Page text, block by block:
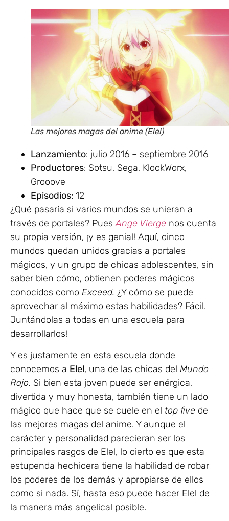
Las mejores magas del anime (Elel)
Lanzamiento: julio 2016 – septiembre 2016
Productores: Sotsu, Sega, KlockWorx,
Grooove
Episodios: 12
¿Qué pasaría si varios mundos se unieran a
través de portales? PuesAnge Vierge nos cuenta
su propia versión, ¡y es genial! Aquí, cinco
mundos quedan unidos gracias a portales
mágicos, y un grupo de chicas adolescentes, sin
saber bien cómo, obtienen poderes mágicos
conocidos como Exceed. ¿Y cómo se puede
aprovechar al máximo estas habilidades? Fácil.
Juntándolas a todas en una escuela para
desarrollarlos!
Y es justamente en esta escuela donde
conocemos a Elel, una de las chicas del Mundo
Rojo. Si bien esta joven puede ser enérgica,
divertida y muy honesta, también tiene un lado
mágico que hace que se cuele en el top five de
las mejores magas del anime. Y aunque el
carácter y personalidad parecieran ser los
principales rasgos de Elel, lo cierto es que esta
estupenda hechicera tiene la habilidad de robar
los poderes de los demás y apropiarse de ellos
como si nada. Sí, hasta eso puede hacer Elel de
la manera más angelical posible.